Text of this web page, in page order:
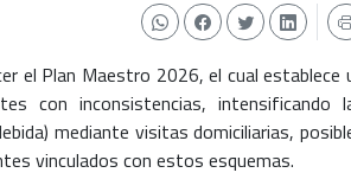
el Plan Maestro 2026, el cual establece
con inconsistencias, intensificando
mediante visitas domiciliarias,
vinculados con estos esquemas.